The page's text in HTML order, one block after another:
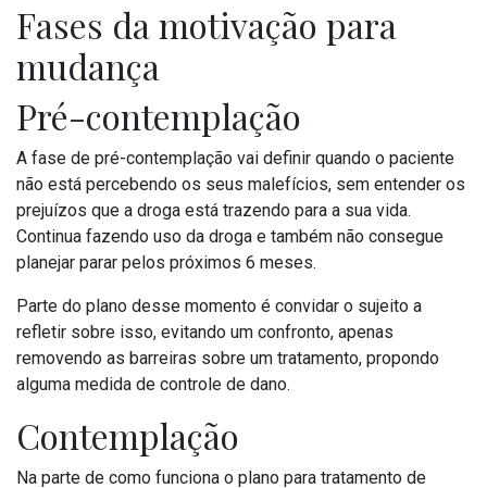
Fases da motivação para
mudança
Pré-contemplação
A fase de pré-contemplação vai definir quando o paciente
não está percebendo os seus malefícios, sem entender os
prejuízos que a droga está trazendo para a sua vida.
Continua fazendo uso da droga e também não consegue
planejar parar pelos próximos 6 meses.
Parte do plano desse momento é convidar o sujeito a
refletir sobre isso, evitando um confronto, apenas
removendo as barreiras sobre um tratamento, propondo
alguma medida de controle de dano.
Contemplação
Na parte de como funciona o plano para tratamento de